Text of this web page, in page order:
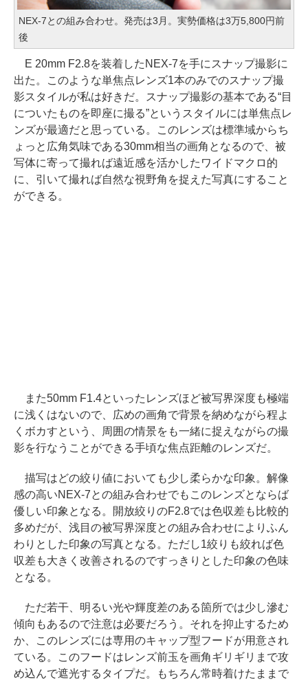
NEX-7との組み合わせ。発売は3月。実勢価格は3万5,800円前
後
E 20mm F2.8を装着したNEX-7を手にスナップ撮影に
出た。このような単焦点レンズ1本のみでのスナップ撮
影スタイルが私は好きだ。スナップ撮影の基本である“目
についたものを即座に撮る”というスタイルには単焦点レ
ンズが最適だと思っている。このレンズは標準域からち
ょっと広角気味である30mm相当の画角となるので、被
写体に寄って撮れば遠近感を活かしたワイドマクロ的
に、引いて撮れば自然な視野角を捉えた写真にすること
ができる。
また50mm F1.4といったレンズほど被写界深度も極端
に浅くはないので、広めの画角で背景を納めながら程よ
くボカすという、周囲の情景をも一緒に捉えながらの撮
影を行なうことができる手頃な焦点距離のレンズだ。
描写はどの絞り値においても少し柔らかな印象。解像
感の高いNEX-7との組み合わせでもこのレンズとならば
優しい印象となる。開放絞りのF2.8では色収差も比較的
多めだが、浅目の被写界深度との組み合わせによりふん
わりとした印象の写真となる。ただし1絞りも絞れば色
収差も大きく改善されるのですっきりとした印象の色味
となる。
ただ若干、明るい光や輝度差のある箇所では少し滲む
傾向もあるので注意は必要だろう。それを抑止するため
か、このレンズには専用のキャップ型フードが用意され
ている。このフードはレンズ前玉を画角ギリギリまで攻
め込んで遮光するタイプだ。もちろん常時着けたままで